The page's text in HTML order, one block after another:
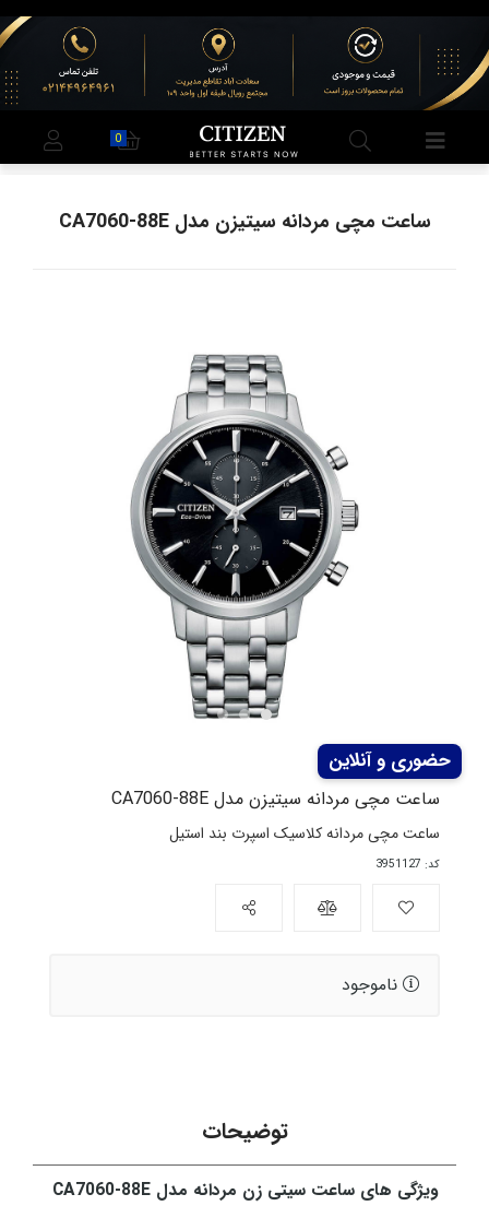
ساعت مچی مردانه سیتیزن مدل CA7060-88E
ساعت مچی مردانه سیتیزن مدل CA7060-88E
ساعت مچی مردانه کلاسیک اسپرت بند استیل
کد: 3951127
ناموجود
توضیحات
ویژگی های ساعت سیتی زن مردانه مدل CA7060-88E
0